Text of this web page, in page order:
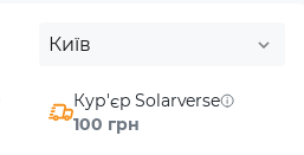
Київ
Кур'єр Solarverse
100 грн